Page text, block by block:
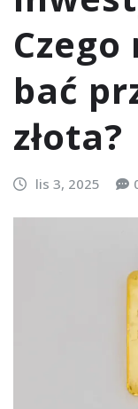
bać
złota?
lis 3, 2025